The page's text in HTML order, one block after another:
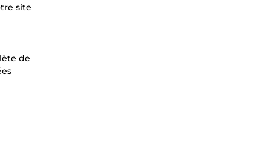
site
de